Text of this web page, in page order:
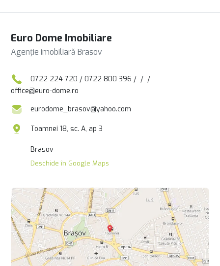
Euro Dome Imobiliare
Agenție imobiliară Brasov
0722 224 720 / 0722 800 396 / / /
office@euro-dome.ro
eurodome_brasov@yahoo.com
Toamnei 18, sc. A, ap 3
Brasov
Deschide în Google Maps